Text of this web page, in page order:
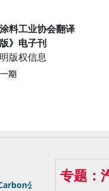
料工业协会翻译
》电子刊
版权信息
期
公
专题：